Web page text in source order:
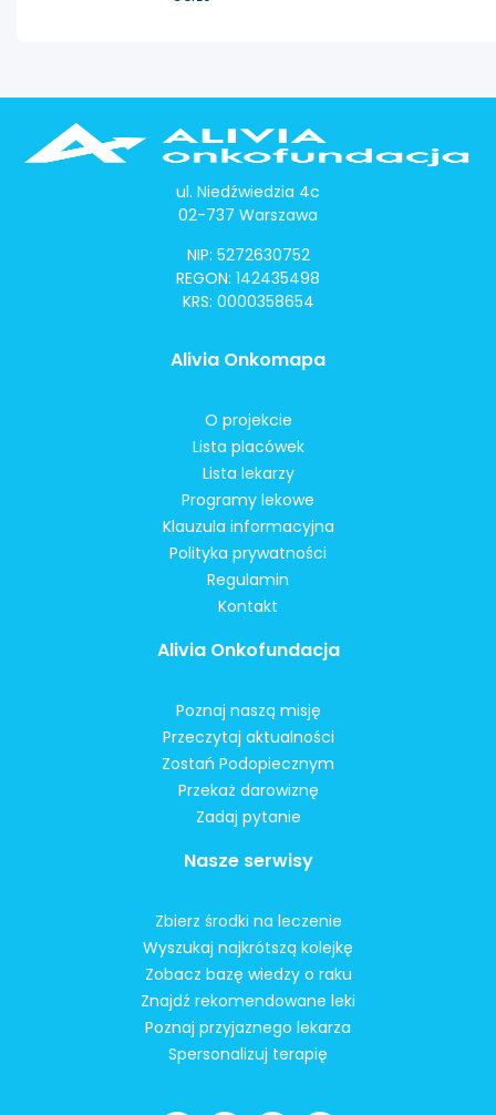
ul. Niedźwiedzia 4c
02-737 Warszawa
NIP: 5272630752
REGON: 142435498
KRS: 0000358654
Alivia Onkomapa
O projekcie
Lista placówek
Lista lekarzy
Programy lekowe
Klauzula informacyjna
Polityka prywatności
Regulamin
Kontakt
Alivia Onkofundacja
Poznaj naszą misję
Przeczytaj aktualności
Zostań Podopiecznym
Przekaż darowiznę
Zadaj pytanie
Nasze serwisy
Zbierz środki na leczenie
Wyszukaj najkrótszą kolejkę
Zobacz bazę wiedzy o raku
Znajdź rekomendowane leki
Poznaj przyjaznego lekarza
Spersonalizuj terapię